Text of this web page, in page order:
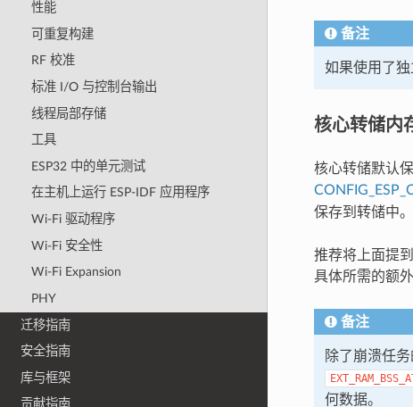
性能
可重复构建
RF 校准
标准 I/O 与控制台输出
线程局部存储
工具
ESP32 中的单元测试
在主机上运行 ESP-IDF 应用程序
Wi-Fi 驱动程序
Wi-Fi 安全性
Wi-Fi Expansion
PHY
迁移指南
安全指南
库与框架
贡献指南
备注
如果使用了
核心转储内
核心转储默认
保存到转储中。
推荐将上面提
具体所需的额
备注
除了崩溃任
何数据。